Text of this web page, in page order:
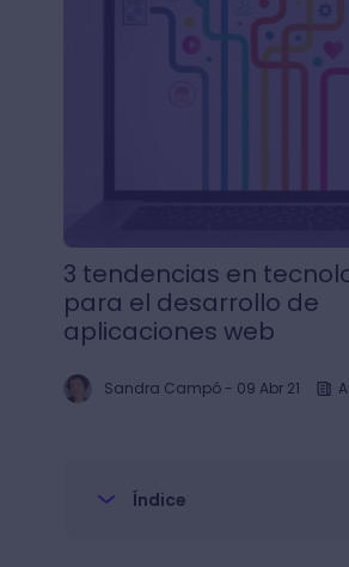
3 tendencias en
para el desarrollo de
aplicaciones web
Sandra Campó- 09 Abr 21
Índice